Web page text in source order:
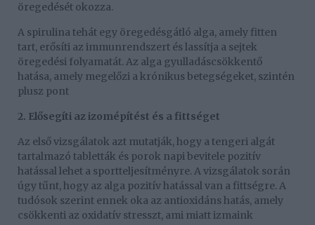
öregedését okozza.
A spirulina tehát egy öregedésgátló alga, amely fitten
tart, erősíti az immunrendszert és lassítja a sejtek
öregedési folyamatát. Az alga gyulladáscsökkentő
hatása, amely megelőzi a krónikus betegségeket, szintén
plusz pont
2. Elősegíti az izomépítést és a fittséget
Az első vizsgálatok azt mutatják, hogy a tengeri algát
tartalmazó tabletták és porok napi bevitele pozitív
hatással lehet a sportteljesítményre. A vizsgálatok során
úgy tűnt, hogy az alga pozitív hatással van a fittségre. A
tudósok szerint ennek oka az antioxidáns hatás, amely
csökkenti az oxidatív stresszt, ami miatt izmaink